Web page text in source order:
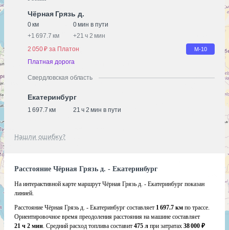
Чёрная Грязь д.
0 км
0 мин в пути
+1 697.7 км +21 ч 2 мин
2 050 ₽ за Платон
М-10
Платная дорога
Свердловская область
Екатеринбург
1 697.7 км 21 ч 2 мин в пути
Нашли ошибку?
Расстояние Чёрная Грязь д. - Екатеринбург
На интерактивной карте маршрут Чёрная Грязь д. - Екатеринбург показан
линией.
Расстояние Чёрная Грязь д. - Екатеринбург составляет 1 697.7 км по трассе.
Ориентировочное время преодоления расстояния на машине составляет
21 ч 2 мин. Средний расход топлива составит 475 л при затратах 38 000 ₽